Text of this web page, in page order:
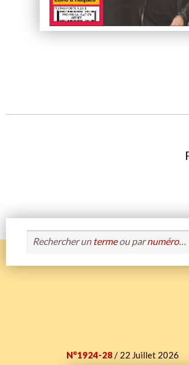
Rechercher un termeou parnuméro…
N°1924-28/ 22 Juillet 2026